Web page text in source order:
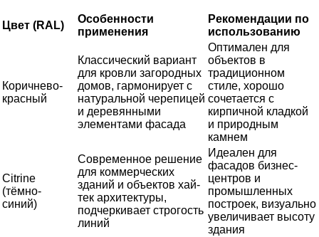
Цвет (RAL)
Особенности
применения
Рекомендации по
использованию
Коричнево-
красный
Классический вариант
для кровли загородных
домов, гармонирует с
натуральной черепицей
и деревянными
элементами фасада
Оптимален для
объектов в
традиционном
стиле, хорошо
сочетается с
кирпичной кладкой
и природным
камнем
Citrine
(тёмно-
синий)
Современное решение
для коммерческих
зданий и объектов хай-
тек архитектуры,
подчеркивает строгость
линий
Идеален для
фасадов бизнес-
центров и
промышленных
построек, визуально
увеличивает высоту
здания